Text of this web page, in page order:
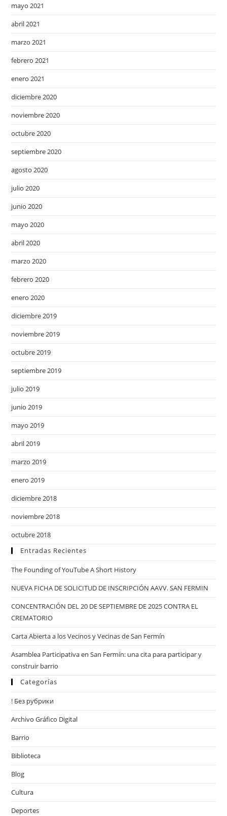
mayo 2021
abril 2021
marzo 2021
febrero 2021
enero 2021
diciembre 2020
noviembre 2020
octubre 2020
septiembre 2020
agosto 2020
julio 2020
junio 2020
mayo 2020
abril 2020
marzo 2020
febrero 2020
enero 2020
diciembre 2019
noviembre 2019
octubre 2019
septiembre 2019
julio 2019
junio 2019
mayo 2019
abril 2019
marzo 2019
enero 2019
diciembre 2018
noviembre 2018
octubre 2018
Entradas Recientes
The Founding of YouTube A Short History
NUEVA FICHA DE SOLICITUD DE INSCRIPCIÓN AAVV. SAN FERMIN
CONCENTRACIÓN DEL 20 DE SEPTIEMBRE DE 2025 CONTRA EL
CREMATORIO
Carta Abierta a los Vecinos y Vecinas de San Fermín
Asamblea Participativa en San Fermín: una cita para participar y
construir barrio
Categorías
! Без рубрики
Archivo Gráfico Digital
Barrio
Biblioteca
Blog
Cultura
Deportes